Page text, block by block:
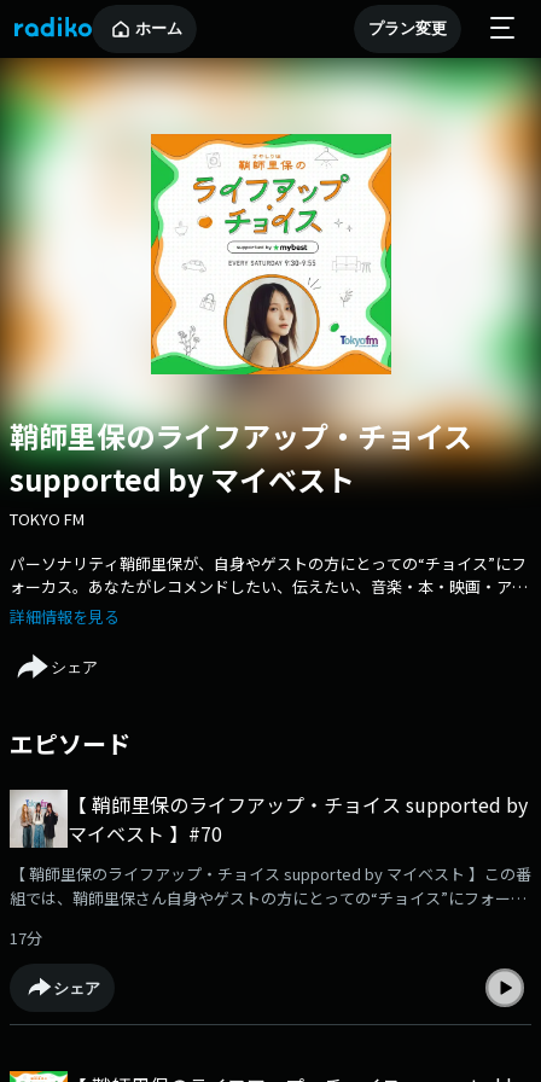
ホーム プラン変更
鞘師里保のライフアップ・チョイス
supported by マイベスト
TOKYO FM
パーソナリティ鞘師里保が、自身やゲストの方にとっての“チョイス”にフ
ォーカス。あなたがレコメンドしたい、伝えたい、音楽・本・映画・アプ
リ・キャラ・期間限定の食べ物などなど…を教えてください。このほか、
番組への感想や、鞘師里保に聞きたいこと、相談…など、メッセージを大
募集中です。
詳細情報を見る
シェア
エピソード
【 鞘師里保のライフアップ・チョイス supported by
マイベスト 】#70
【 鞘師里保のライフアップ・チョイス supported by マイベスト 】この番
組では、鞘師里保さん自身やゲストの方にとっての“チョイス”にフォーカ
お迎えします！✨✉️リスナーさんからのメッセージをご紹介！・生メロン
のスイーツをレコメンド！📩ハマっていてレコメンドしたいこと、あなた
の今のキャッチコピー、番組への感想や、鞘師里保に聞きたいこと、相
談…など、大募集中です！メッセージは⁠⁠⁠⁠⁠⁠⁠⁠⁠⁠⁠⁠⁠⁠⁠⁠⁠⁠コチラ⁠⁠⁠⁠⁠⁠⁠⁠⁠⁠⁠⁠⁠⁠⁠⁠⁠⁠から📮☆番組のハッシュタ
★・・・・・★・・・・・★・・・・・★・・・ TOKYO FM毎週土曜 午前
17分
シェア